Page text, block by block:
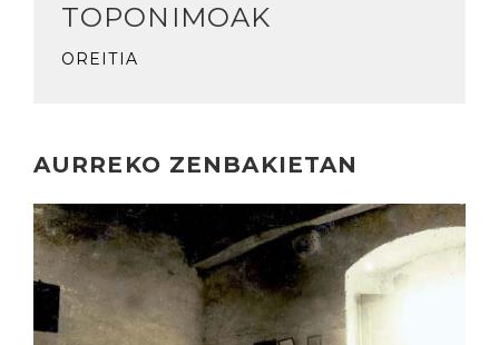
TOPONIMOAK
OREITIA
AURREKO ZENBAKIETAN
Irakurri